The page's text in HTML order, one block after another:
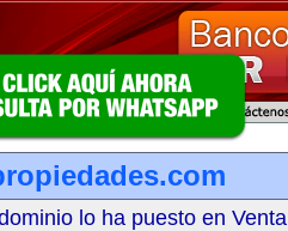
lo ha puesto en Venta